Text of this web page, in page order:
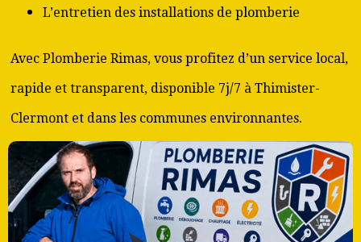
L’entretien des installations de plomberie
Avec Plomberie Rimas, vous profitez d’un service local,
rapide et transparent, disponible 7j/7 à Thimister-
Clermont et dans les communes environnantes.